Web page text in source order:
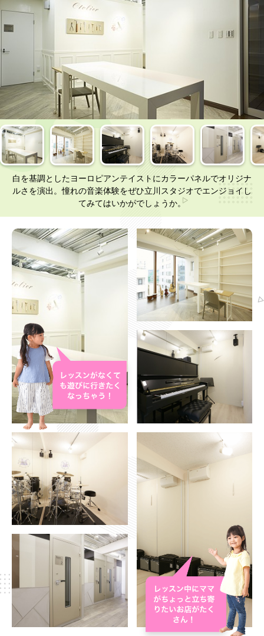
白を基調としたヨーロピアンテイストにカラーパネルでオリジナ
ルさを演出。憧れの音楽体験をぜひ立川スタジオでエンジョイし
てみてはいかがでしょうか。